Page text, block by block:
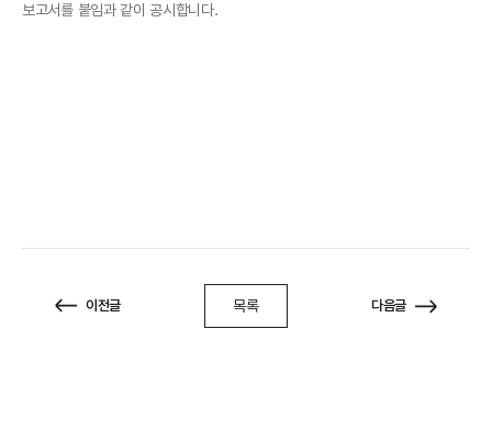
보고서를 붙임과 같이 공시합니다.
이전글 목록 다음글